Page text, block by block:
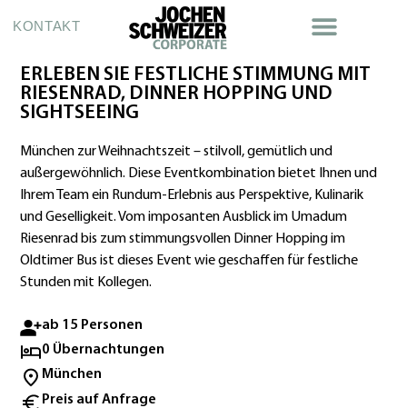
KONTAKT
ERLEBEN SIE FESTLICHE STIMMUNG MIT
RIESENRAD, DINNER HOPPING UND
SIGHTSEEING
München zur Weihnachtszeit – stilvoll, gemütlich und
außergewöhnlich. Diese Eventkombination bietet Ihnen und
Ihrem Team ein Rundum-Erlebnis aus Perspektive, Kulinarik
und Geselligkeit. Vom imposanten Ausblick im Umadum
Riesenrad bis zum stimmungsvollen Dinner Hopping im
Oldtimer Bus ist dieses Event wie geschaffen für festliche
Stunden mit Kollegen.
ab 15 Personen
0 Übernachtungen
München
Preis auf Anfrage